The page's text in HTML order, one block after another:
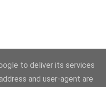
to deliver its services
and user-agent are